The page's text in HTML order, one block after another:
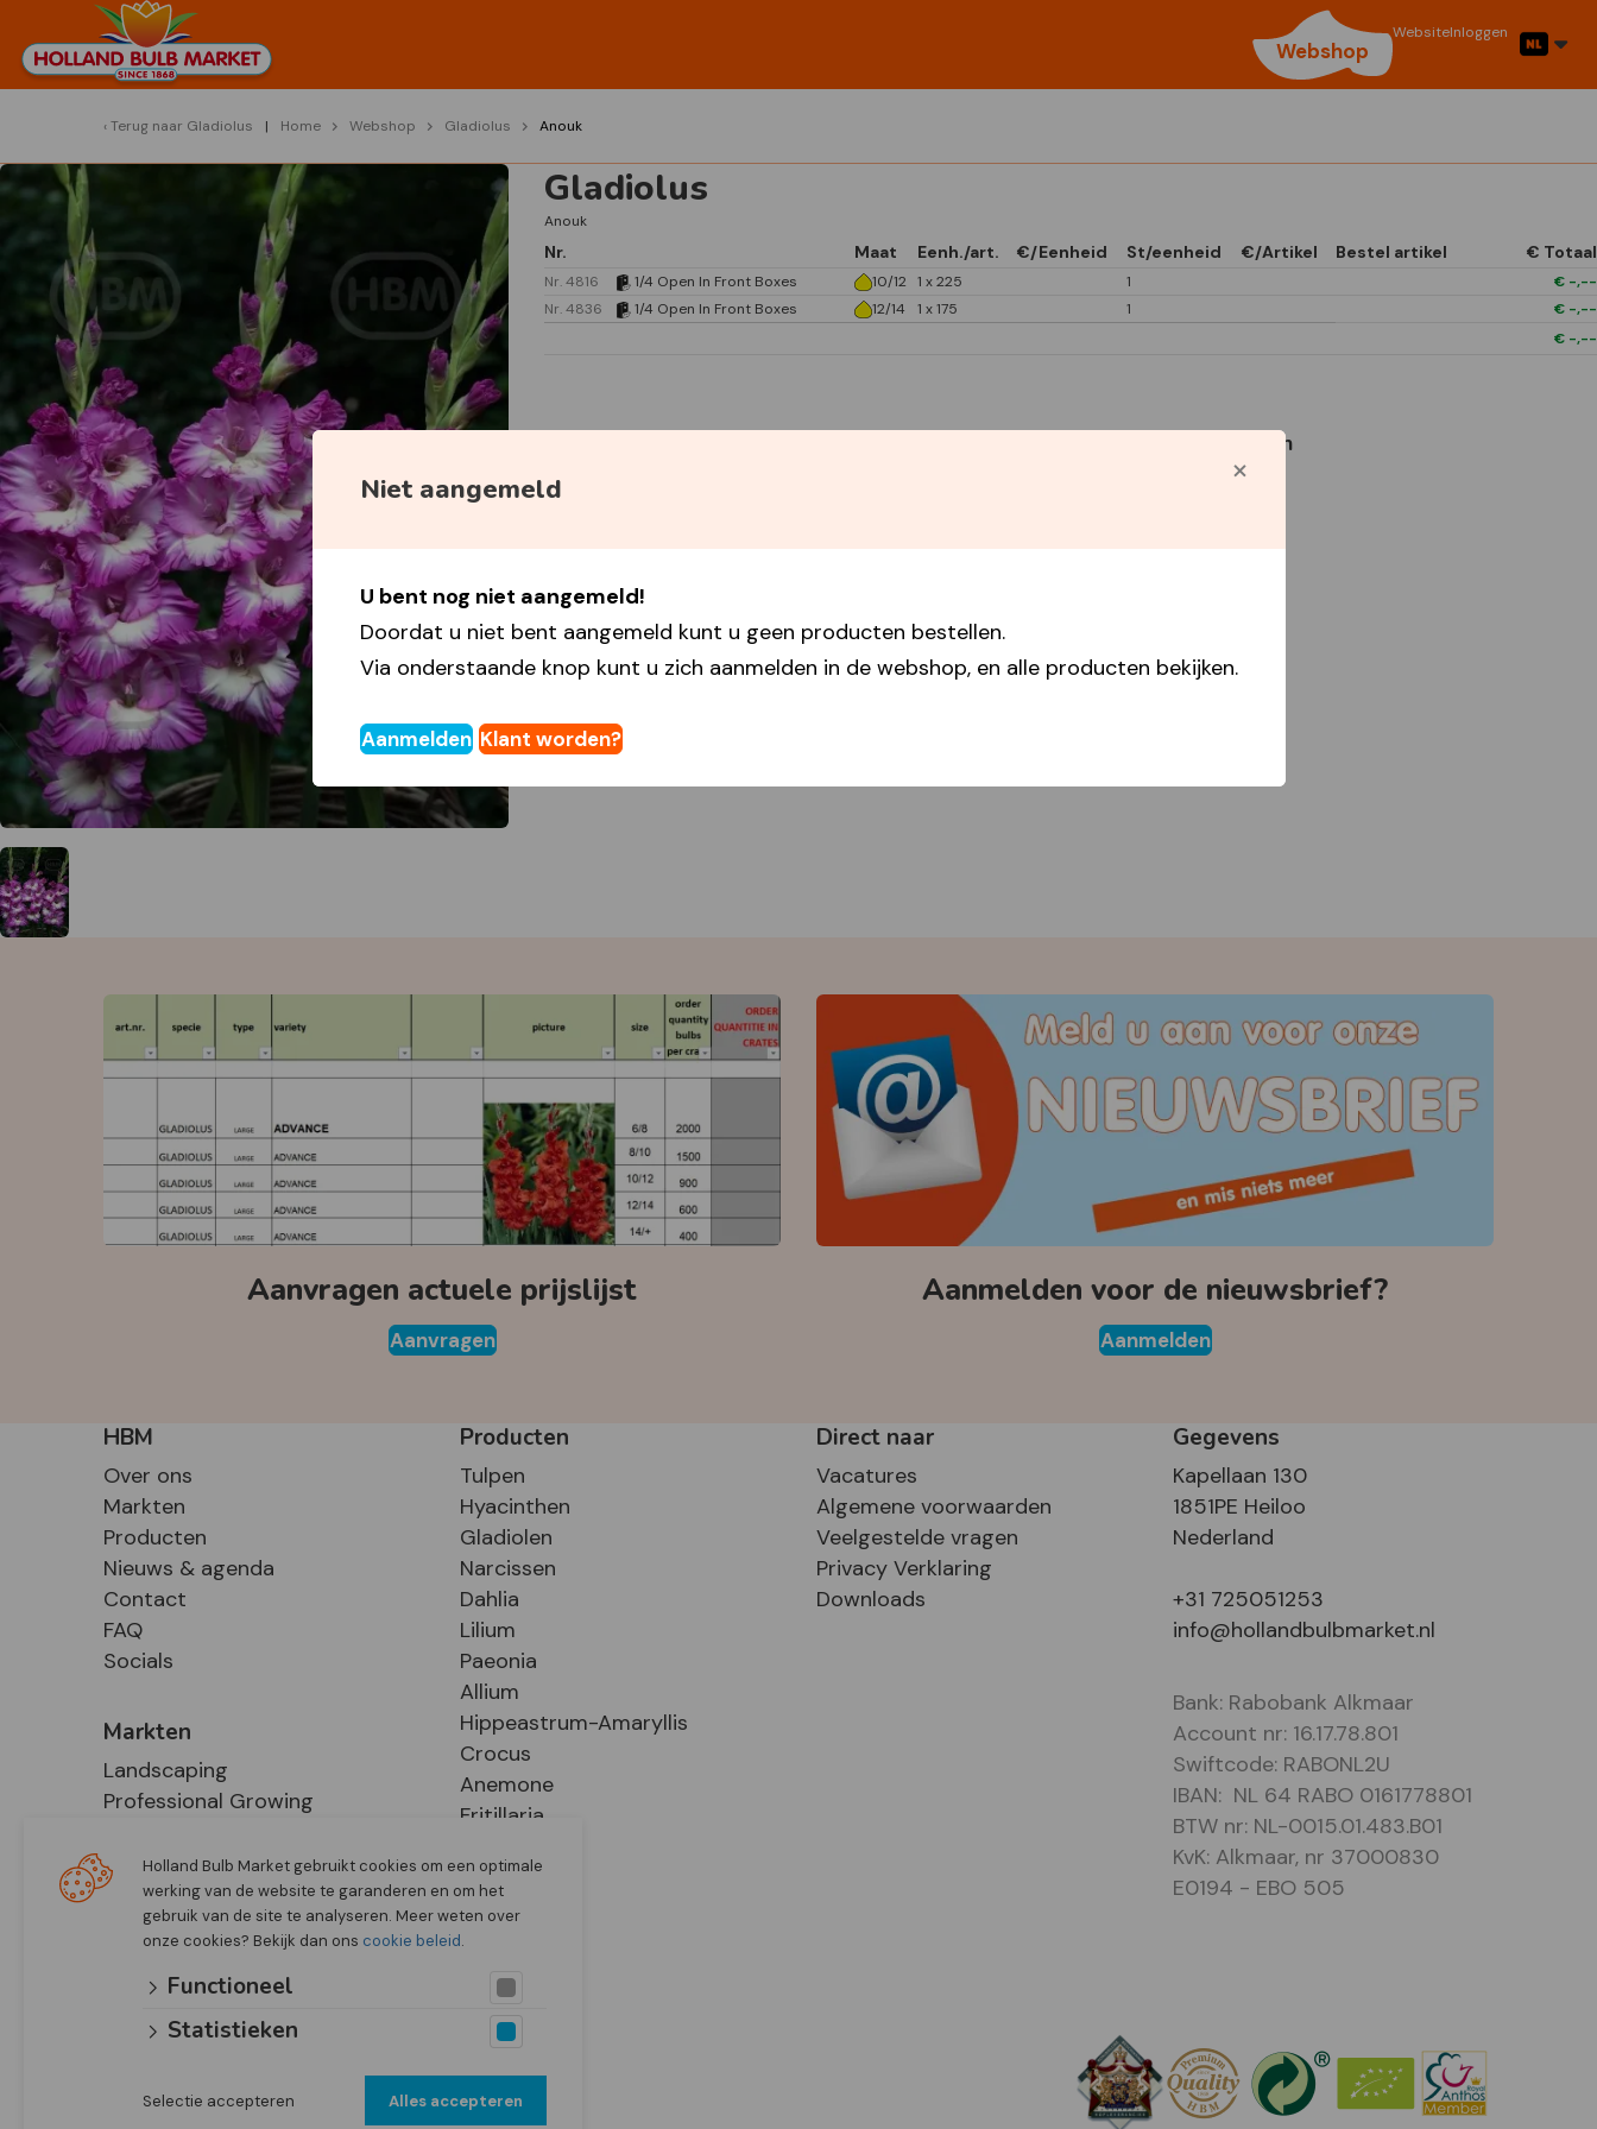
Webshop
WebsiteInloggen
Niet aangemeld
U bent nog niet aangemeld!
Doordat u niet bent aangemeld kunt u geen producten bestellen.
Via onderstaande knop kunt u zich aanmelden in de webshop, en alle producten bekijken.
Aanmelden Klant worden?
Terug naar Gladiolus Home Webshop Gladiolus Anouk
Gladiolus
Anouk
Nr. Maat Eenh./art. €/Eenheid St/eenheid €/Artikel Bestel artikel € Totaal
Nr. 4816 1/4 Open In Front Boxes 10/12 1 x 225 1 € -,--
Nr. 4836
1/4 Open In Front Boxes 12/14 1 x 175 1 € -,--
€ -,--
Gebruikte symbolen
Aanvragen actuele prijslijst
Aanvragen
Aanmelden voor de nieuwsbrief?
Aanmelden
HBM
Over ons
Markten
Producten
Nieuws & agenda
Contact
FAQ
Socials
Markten
Landscaping
Professional Growing
Retail
Producten
Tulpen
Hyacinthen
Gladiolen
Narcissen
Dahlia
Lilium
Paeonia
Allium
Hippeastrum-Amaryllis
Crocus
Anemone
Fritillaria
Direct naar
Vacatures
Algemene voorwaarden
Veelgestelde vragen
Privacy Verklaring
Downloads
Gegevens
Kapellaan 130
1851PE Heiloo
Nederland
+31 725051253
info@hollandbulbmarket.nl
Bank: Rabobank Alkmaar
Account nr: 16.17.78.801
Swiftcode: RABONL2U
IBAN: NL 64 RABO 0161778801
BTW nr: NL-0015.01.483.B01
KvK: Alkmaar, nr 37000830
E0194 - EBO 505
Holland Bulb Market gebruikt cookies om een optimale
werking van de website te garanderen en om het
gebruik van de site te analyseren. Meer weten over
onze cookies? Bekijk dan ons cookie beleid.
Functioneel
Statistieken
Selectie accepteren Alles accepteren